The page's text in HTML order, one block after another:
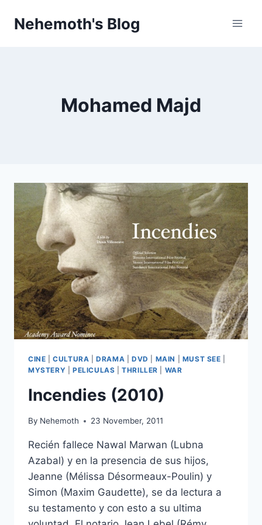
Nehemoth's Blog
Mohamed Majd
CINE |CULTURA |DRAMA DVD MAIN MUST SEE
MYSTERY
PELICULAS |THRILLER WAR
Incendies (2010)
By Nehemoth 23 November, 2011
Recién fallece Nawal Marwan (Lubna
Azabal) y en la presencia de sus hijos,
Jeanne (Mélissa Désormeaux-Poulin) y
Simon (Maxim Gaudette), se da lectura a
su testamento y con esto a su ultima